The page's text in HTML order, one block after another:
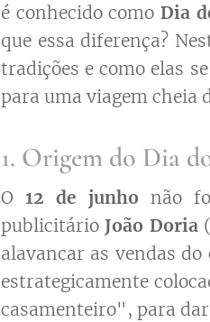
é conhecido comoDia
que essa diferença?
tradições e como elas
para uma viagem cheia
1. Origem do Dia
O 12 de junho não
publicitárioJoão Doria
alavancar as vendas
estrategicamente
casamenteiro", para